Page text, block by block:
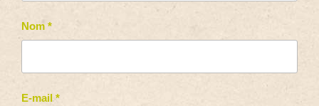
Nom *
E-mail*